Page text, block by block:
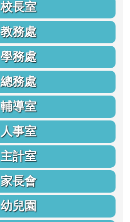
校長室
教務處
學務處
總務處
輔導室
人事室
主計室
家長會
幼兒園